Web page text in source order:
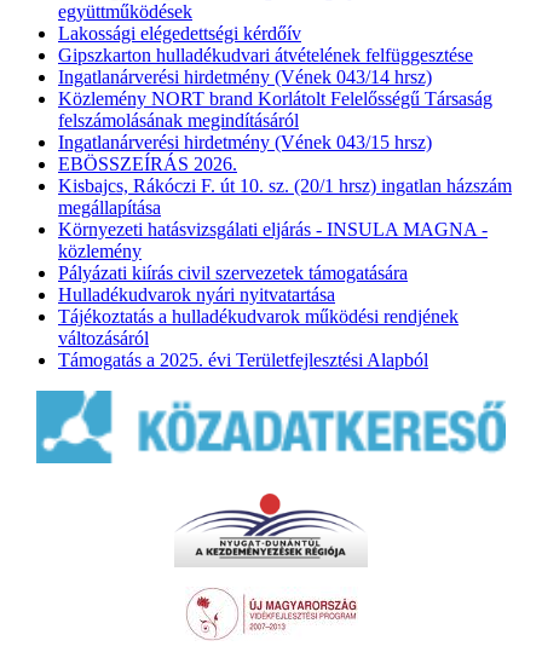
együttműködések
Lakossági elégedettségi kérdőív
Gipszkarton hulladékudvari átvételének felfüggesztése
Ingatlanárverési hirdetmény (Vének 043/14 hrsz)
Közlemény NORT brand Korlátolt Felelősségű Társaság
felszámolásának megindításáról
Ingatlanárverési hirdetmény (Vének 043/15 hrsz)
EBÖSSZEÍRÁS 2026.
Kisbajcs, Rákóczi F. út 10. sz. (20/1 hrsz) ingatlan házszám
megállapítása
Környezeti hatásvizsgálati eljárás - INSULA MAGNA -
közlemény
Pályázati kiírás civil szervezetek támogatására
Hulladékudvarok nyári nyitvatartása
Tájékoztatás a hulladékudvarok működési rendjének
változásáról
Támogatás a 2025. évi Területfejlesztési Alapból